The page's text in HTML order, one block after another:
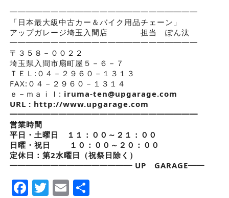
━━━━━━━━━━━━━━━━━━━━━━━
「日本最大級中古カー＆バイク用品チェーン」
アップガレージ埼玉入間店 担当 ぽん汰
━━━━━━━━━━━━━━━━━━━━━━━
〒３５８－００２２
埼玉県入間市扇町屋５－６－７
ＴＥＬ:０４－２９６０－１３１３
FAX:０４－２９６０－１３１４
ｅ－ｍａｉｌ: iruma-ten@upgarage.com
URL : http://www.upgarage.com
━━━━━━━━━━━━━━━━━━━━━━━
営業時間
平日・土曜日 １１：００～２１：００
日曜・祝日 １０：００～２０：００
定休日：第2水曜日（祝祭日除く）
━━━━━━━━━━━━━━━ UP GARAGE━━
Facebook
Twitter
EmailShare